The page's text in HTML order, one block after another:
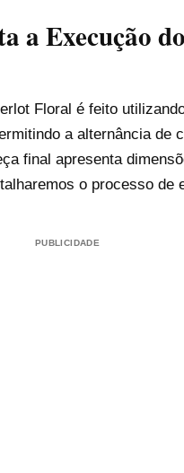
a Execução
Floral é feito
a alternância de
final apresenta
o processo de
PUBLICIDADE